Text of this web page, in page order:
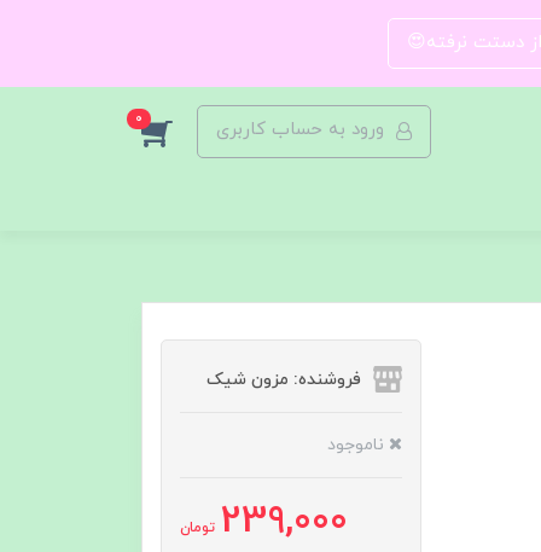
از دستت نرفته😍
ورود به حساب کاربری 0
فروشنده: مزون شیک
ناموجود
239,000 تومان